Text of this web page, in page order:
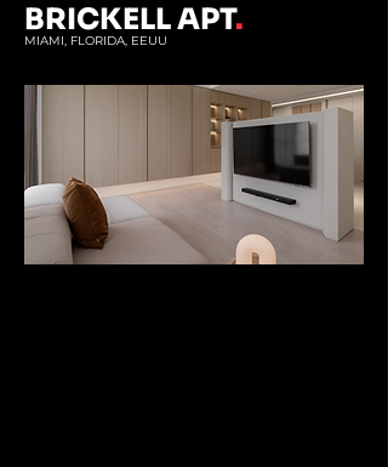
BRICKELL APT.
MIAMI, FLORIDA, EEUU